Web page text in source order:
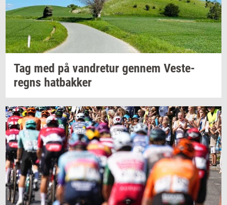
Tag med på van­dre­tur gen­nem Ve­ste­
regns hat­bak­ker